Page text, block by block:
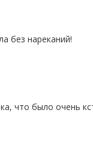
без нареканий!
что было очень